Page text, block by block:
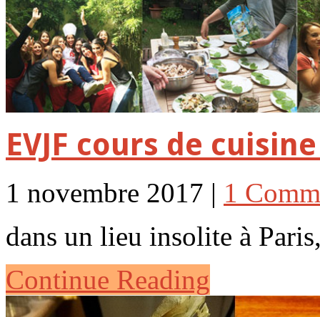
EVJF cours de
1 novembre 2017 | 1
dans un lieu insolite à
Continue Reading